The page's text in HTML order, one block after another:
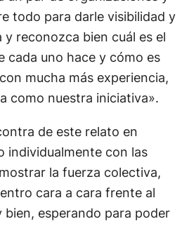
todo para darle visibilidad y
reconozca bien cuál es el
cada uno hace y cómo es
mucha más experiencia,
como nuestra iniciativa».
de este relato en
individualmente con las
la fuerza colectiva,
cara a cara frente al
esperando para poder